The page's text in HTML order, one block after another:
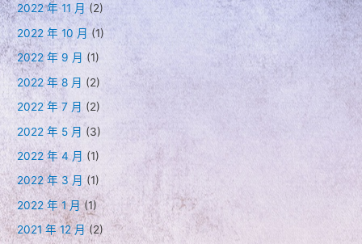
2022 年 11 月 (2)
2022 年 10 月 (1)
2022 年 9 月 (1)
2022 年 8 月 (2)
2022 年 7 月 (2)
2022 年 5 月 (3)
2022 年 4 月 (1)
2022 年 3 月 (1)
2022 年 1 月(1)
2021 年 12 月(2)